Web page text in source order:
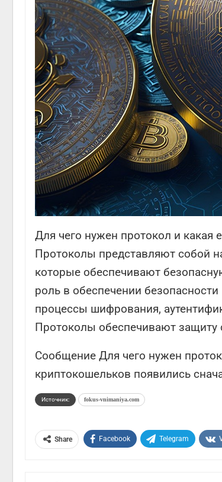
Для чего нужен протокол и какая
Протоколы представляют собой
которые обеспечивают
роль в обеспечении
процессы шифрования,
Протоколы обеспечивают защиту
Сообщение Для чего нужен
криптокошельков появились
Источник: fokus-vnimaniya.com
Share Facebook Telegram